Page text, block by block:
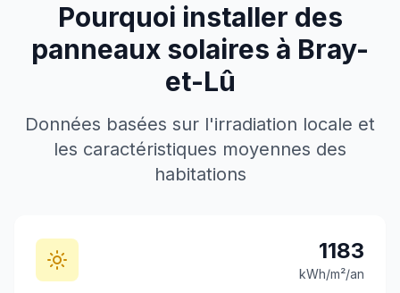
Pourquoi installer des
panneaux solaires à Bray-
et-Lû
Données basées sur l'irradiation locale et
les caractéristiques moyennes des
habitations
1183
kWh/m²/an